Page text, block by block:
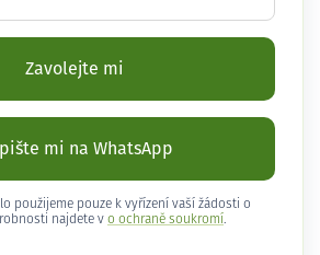
Zavolejte mi
mi na WhatsApp
použijeme pouze k vyřízení vaší žádosti o
najdete v o ochraně soukromí .